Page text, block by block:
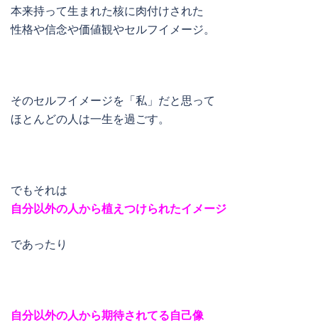
本来持って生まれた核に肉付けされた
性格や信念や価値観やセルフイメージ。
そのセルフイメージを「私」だと思って
ほとんどの人は一生を過ごす。
でもそれは
自分以外の人から植えつけられたイメージ
であったり
自分以外の人から期待されてる自己像